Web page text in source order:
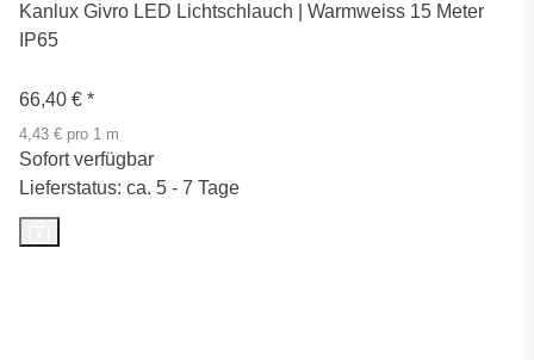
Kanlux Givro LED Lichtschlauch | Warmweiss 15 Meter
IP65
66,40 € *
4,43 € pro 1 m
Sofort verfügbar
Lieferstatus: ca. 5 - 7 Tage